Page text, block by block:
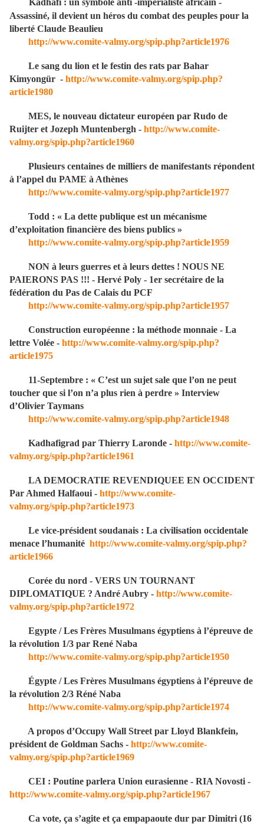
Assassiné, il devient un héros du combat des peuples pour la
liberté Claude Beaulieu
http://www.comite-valmy.org/spip.php?article1976
Le sang du lion et le festin des rats par Bahar
Kimyongür - http://www.comite-valmy.org/spip.php?
article1980
MES, le nouveau dictateur européen par Rudo de
Ruijter et Jozeph Muntenbergh - http://www.comite-
valmy.org/spip.php?article1960
Plusieurs centaines de milliers de manifestants répondent
à l’appel du PAME à Athènes
http://www.comite-valmy.org/spip.php?article1977
Todd : « La dette publique est un mécanisme
d’exploitation financière des biens publics »
http://www.comite-valmy.org/spip.php?article1959
NON à leurs guerres et à leurs dettes ! NOUS NE
PAIERONS PAS !!! - Hervé Poly - 1er secrétaire de la
fédération du Pas de Calais du PCF
http://www.comite-valmy.org/spip.php?article1957
Construction européenne : la méthode monnaie - La
lettre Volée - http://www.comite-valmy.org/spip.php?
article1975
11-Septembre : « C’est un sujet sale que l’on ne peut
toucher que si l’on n’a plus rien à perdre » Interview
d’Olivier Taymans
http://www.comite-valmy.org/spip.php?article1948
Kadhafigrad par Thierry Laronde - http://www.comite-
valmy.org/spip.php?article1961
LA DEMOCRATIE REVENDIQUEE EN OCCIDENT
Par Ahmed Halfaoui - http://www.comite-
valmy.org/spip.php?article1973
Le vice-président soudanais : La civilisation occidentale
menace l’humanité http://www.comite-valmy.org/spip.php?
article1966
Corée du nord - VERS UN TOURNANT
DIPLOMATIQUE ? André Aubry - http://www.comite-
valmy.org/spip.php?article1972
Egypte / Les Frères Musulmans égyptiens à l’épreuve de
la révolution 1/3 par René Naba
http://www.comite-valmy.org/spip.php?article1950
Égypte / Les Frères Musulmans égyptiens à l’épreuve de
la révolution 2/3 Réné Naba
http://www.comite-valmy.org/spip.php?article1974
A propos d’Occupy Wall Street par Lloyd Blankfein,
président de Goldman Sachs - http://www.comite-
valmy.org/spip.php?article1969
CEI : Poutine parlera Union eurasienne - RIA Novosti -
http://www.comite-valmy.org/spip.php?article1967
Ca vote, ça s’agite et ça empapaoute dur par Dimitri (16